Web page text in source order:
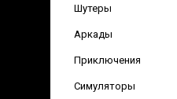
Шутеры
Аркады
Приключения
Симуляторы